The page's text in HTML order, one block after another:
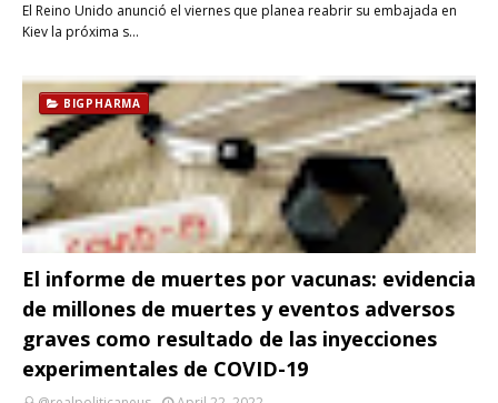
El Reino Unido anunció el viernes que planea reabrir su embajada en
Kiev la próxima s…
BIGPHARMA
El informe de muertes por vacunas: evidencia
de millones de muertes y eventos adversos
graves como resultado de las inyecciones
experimentales de COVID-19